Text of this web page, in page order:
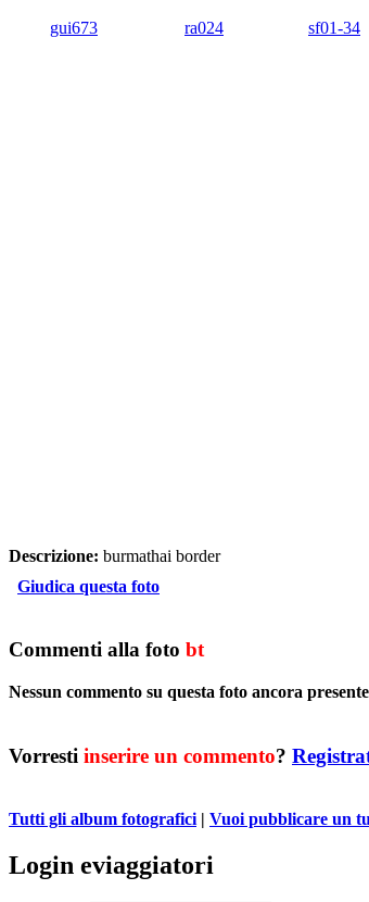
gui673 ra024 sf01-34
Descrizione: burmathai border
Giudica questa foto
Commenti alla foto bt
Nessun commento su questa foto ancora presente
Vorresti inserire un commento?
Tutti gli album fotografici | Vuoi pubblicare un
Login eviaggiatori